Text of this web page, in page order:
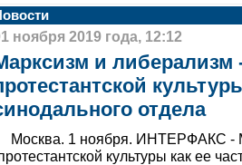
ноября 2019 года, 12:12
и либерализм
отдела
Москва. 1 ноября. ИНТЕРФАКС -
культуры как ее